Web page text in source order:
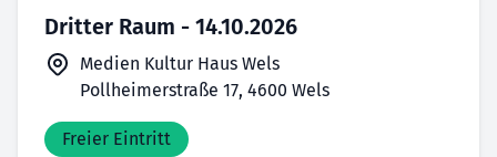
Dritter Raum - 14.10.2026
Medien Kultur Haus Wels
Pollheimerstraße 17, 4600 Wels
Freier Eintritt